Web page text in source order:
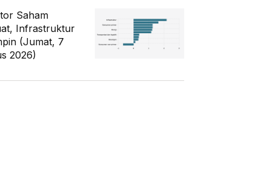
Saham
Infrastruktur
(Jumat, 7
2026)